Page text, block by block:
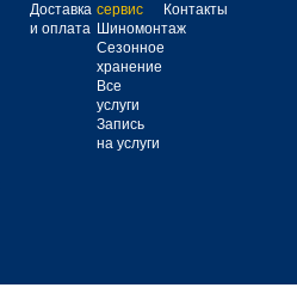
Доставка
и оплата
сервис
Шиномонтаж
Сезонное
хранение
Все
услуги
Запись
на услуги
Контакты